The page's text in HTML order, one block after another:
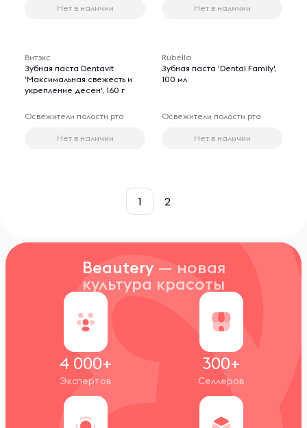
Нет в наличии Нет в наличии
Витэкс
Зубная паста Dentavit
'Максимальная свежесть и
укрепление десен', 160 г
Освежители полости рта
Нет в наличии
Rubella
Зубная паста 'Dental Family',
100 мл
Освежители полости рта
Нет в наличии
1 2
Beautery — новая
культура красоты
4 000+
Экспертов
300+
Селлеров